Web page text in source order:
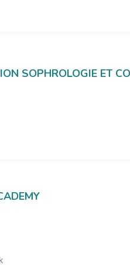
SOPHROLOGIE ET